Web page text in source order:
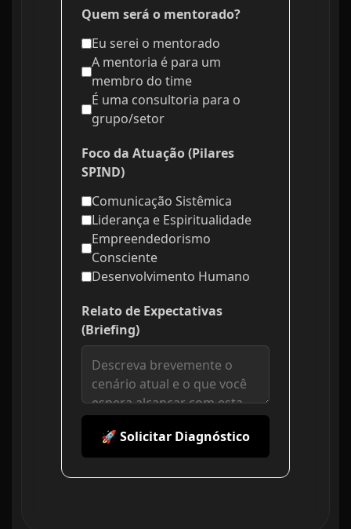
Quem será o mentorado?
Eu serei o mentorado
A mentoria é para um
membro do time
É uma consultoria para o
grupo/setor
Foco da Atuação (Pilares
SPIND)
Comunicação Sistêmica
Liderança e Espiritualidade
Empreendedorismo
Consciente
Desenvolvimento Humano
Relato de Expectativas
(Briefing)
🚀 Solicitar Diagnóstico